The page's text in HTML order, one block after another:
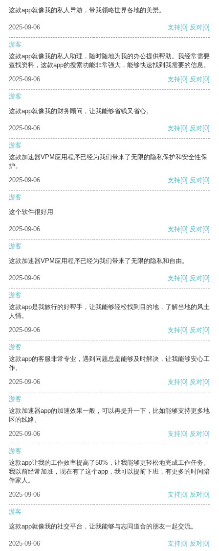
这款app就像我的私人导游，带我领略世界各地的美景。
2025-09-06 支持[0] 反对[0]
游客
这款app就像我的私人助理，随时随地为我的办公提供帮助。我经常需要
查找资料，这款app的搜索功能非常强大，能够快速找到我需要的信息。
2025-09-06
支持[0] 反对[0]
游客
这款app就像我的财务顾问，让我能够省钱又省心。
2025-09-06 支持[0] 反对[0]
游客
这款加速器VPM应用程序已经为我们带来了无限的隐私保护和安全性保
护。
2025-09-06
支持[0] 反对[0]
游客
这个软件很好用
2025-09-06 支持[0] 反对[0]
游客
这款加速器VPM应用程序已经为我们带来了无限的隐私和自由。
2025-09-06 支持[0] 反对[0]
游客
这款app是我旅行的好帮手，让我能够轻松找到目的地，了解当地的风土
人情。
2025-09-06
支持[0] 反对[0]
游客
这款app的客服非常专业，遇到问题总是能够及时解决，让我能够安心工
作。
2025-09-06
支持[0] 反对[0]
游客
这款加速器app的加速效果一般，可以再提升一下，比如能够支持更多地
区的线路。
2025-09-06
支持[0] 反对[0]
游客
这款app让我的工作效率提高了50%，让我能够更轻松地完成工作任务。
我以前经常加班，现在有了这个app，我可以提前下班，有更多的时间陪
伴家人。
2025-09-06
支持[0] 反对[0]
游客
这款app就像我的社交平台，让我能够与志同道合的朋友一起交流。
2025-09-06 支持[0] 反对[0]